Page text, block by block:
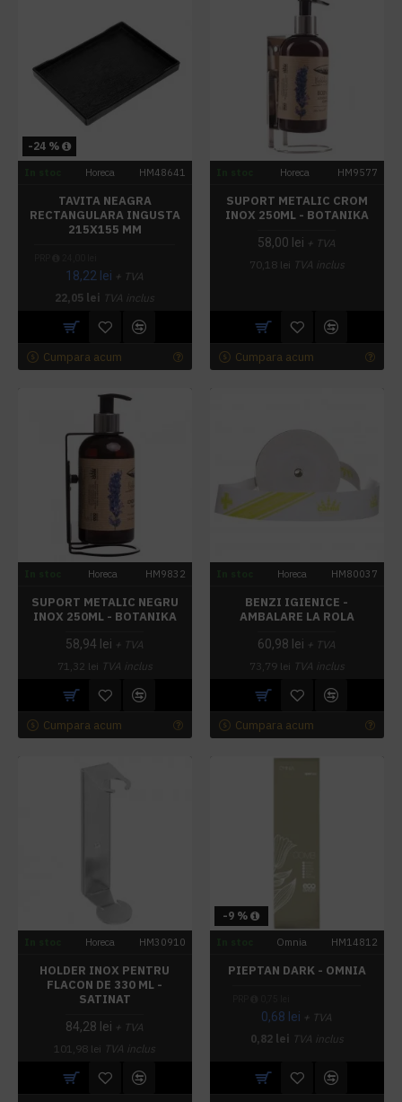
-24 %
Horeca HM48641
TAVITA NEAGRA
RECTANGULARA INGUSTA
215X155 MM
18,22 lei + TVA
22,05 lei TVA inclus
Cumpara acum
Horeca HM9577
SUPORT METALIC CROM
INOX 250ML - BOTANIKA
58,00 lei + TVA
70,18 lei TVA inclus
Cumpara acum
Horeca HM9832
SUPORT METALIC NEGRU
INOX 250ML - BOTANIKA
58,94 lei + TVA
71,32 lei TVA inclus
Cumpara acum
Horeca HM80037
BENZI IGIENICE -
AMBALARE LA ROLA
60,98 lei + TVA
73,79 lei TVA inclus
Cumpara acum
Horeca HM30910
HOLDER INOX PENTRU
FLACON DE 330 ML -
SATINAT
84,28 lei + TVA
101,98 lei TVA inclus
-9 %
Omnia HM14812
PIEPTAN DARK - OMNIA
0,68 lei + TVA
0,82 lei TVA inclus